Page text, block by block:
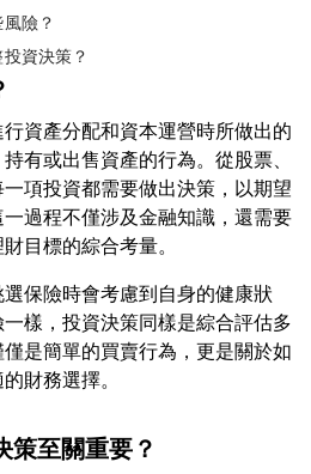
險？
資決策？
資產分配和資本運營時所做出的
有或出售資產的行為。從股票、
項投資都需要做出決策，以期望
過程不僅涉及金融知識，還需要
保險時會考慮到自身的健康狀
樣，投資決策同樣是綜合評估多
是簡單的買賣行為，更是關於如
策至關重要？